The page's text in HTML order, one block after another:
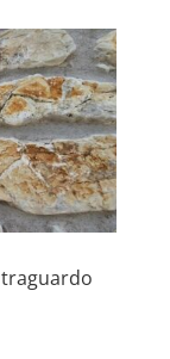
traguardo